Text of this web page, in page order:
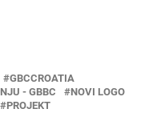
GBCCROATIA
- GBBC
NOVI LOGO
PROJEKT